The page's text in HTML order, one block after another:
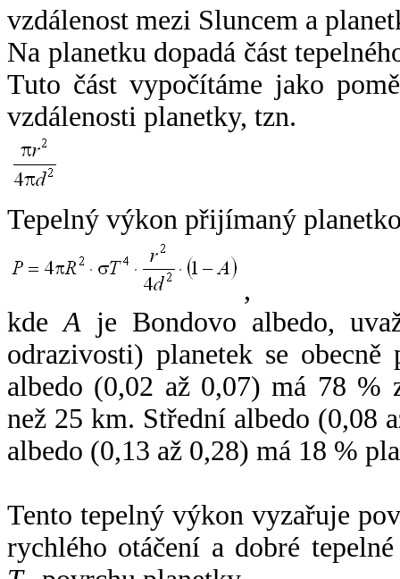
vzdálenost mezi Sluncem a
Na planetku dopadá část
Tuto část vypočítáme jako
vzdálenosti planetky, tzn.
Tepelný výkon přijímaný
,
kdeA je Bondovo albedo,
odrazivosti) planetek se
albedo (0,02 až 0,07) má 78 %
než 25 km. Střední albedo (0,08
albedo (0,13 až 0,28) má 18 %
Tento tepelný výkon vyzařuje
rychlého otáčení a dobré